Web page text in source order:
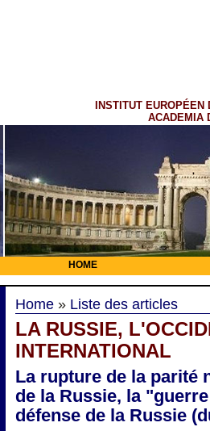
INSTITUT EUROPÉEN
ACADEMIA
HOME
Home » Liste des articles
LA RUSSIE,
INTERNATIONAL
La rupture de la parité
de la Russie, la
défense de la Russie